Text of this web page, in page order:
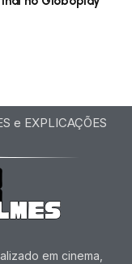
e EXPLICAÇÕES
em cinema,